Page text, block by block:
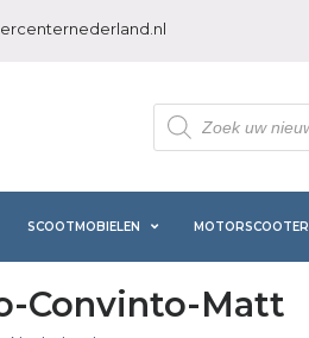
Producten
zoeken
SCOOTMOBIELEN MOTORSCOOTER
Convinto-Matt